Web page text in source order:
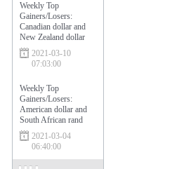
Weekly Top
Gainers/Losers:
Canadian dollar and
New Zealand dollar
2021-03-10
07:03:00
Weekly Top
Gainers/Losers:
American dollar and
South African rand
2021-03-04
06:40:00